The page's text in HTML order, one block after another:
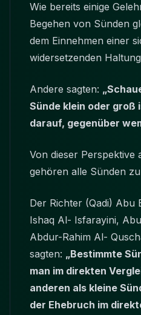
Wie bereits einige
Begehen von Sünden
dem Einnehmen einer
widersetzenden
Andere sagten:
Sünde klein oder groß
darauf, gegenüber
Von dieser Perspektive
gehören alle Sünden
Der Richter (Qadi) Abu
Ishaq Al- Isfarayini,
Abdur-Rahim Al-
sagten: „Bestimmte
man im direkten
anderen als kleine
der Ehebruch im